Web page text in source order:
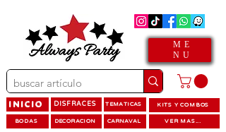
ME
NU
INICIO DISFRACES TEMATICAS KITS Y COMBOS
BODAS DECORACION CARNAVAL VER MAS...